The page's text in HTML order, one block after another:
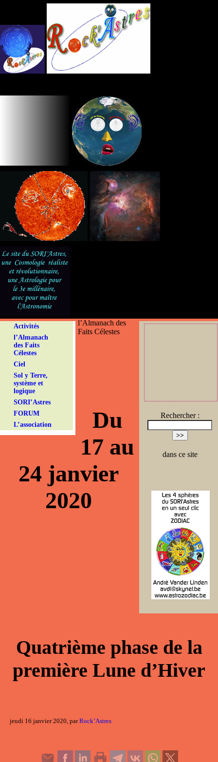
Activités
l’Almanach
des Faits
Célestes
Ciel
Sol y Terre,
système et
logique
SORI’Astres
FORUM
L’association
Rechercher :
dans ce site
l’Almanach des
Faits Célestes
Du
17 au
24 janvier
2020
Quatrième phase de la
première Lune d’Hiver
jeudi 16 janvier 2020, parRock’Astres
Panneau de gestion des cookies